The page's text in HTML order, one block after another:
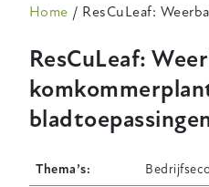
Kruimelpad
Home ResCuLeaf:
ResCuLeaf:
Thema’s